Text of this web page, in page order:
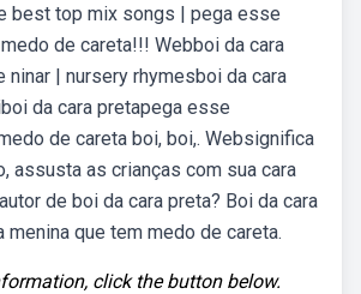
best top mix songs | pega esse
de careta!!! Webboi da cara
ninar | nursery rhymesboi da cara
da cara pretapega esse
de careta boi, boi,. Websignifica
assusta as crianças com sua cara
de boi da cara preta? Boi da cara
menina que tem medo de careta.
click the button below.